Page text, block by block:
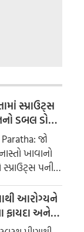
સ્પ્રાઉટ્સ
ડબલ ડોઝ
જો
ખાવાનો
પનીર
કરો. તે
પણ તમારા
પણ
આરોગ્યને
ફાયદા અને